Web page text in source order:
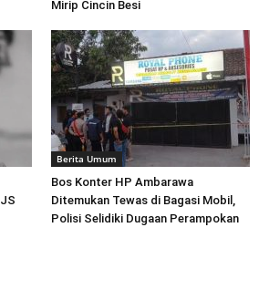
Mirip Cincin Besi
Berita Umum
Bos Konter HP Ambarawa
Ditemukan Tewas di Bagasi Mobil,
Polisi Selidiki Dugaan Perampokan